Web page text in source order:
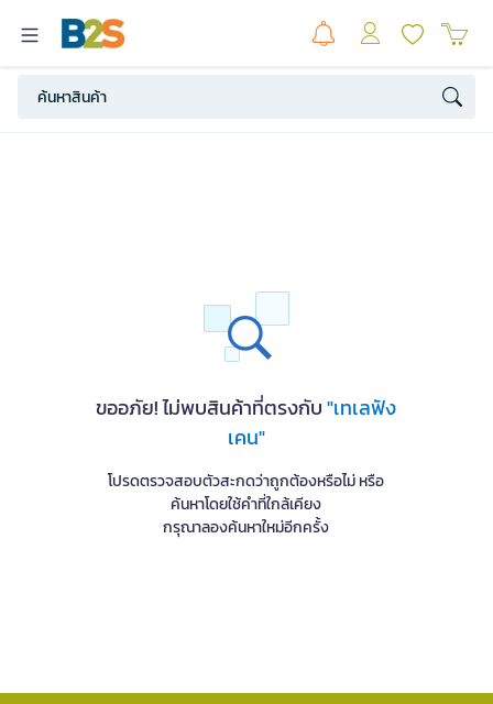
ขออภัย! ไม่พบสินค้าที่ตรงกับ"เทเลฟัง
เคน"
โปรดตรวจสอบตัวสะกดว่าถูกต้องหรือไม่ หรือ
ค้นหาโดยใช้คำที่ใกล้เคียง
กรุณาลองค้นหาใหม่อีกครั้ง